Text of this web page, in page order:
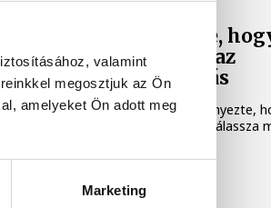
valamint
megosztjuk az Ön
amelyeket Ön adott meg
Marketing
kezdeményezte,
kedden legyen az
államfőválasztás
A Tisza-frakció kezdeményezte,
parlament jövő kedden válassza
TUDOMÁNY